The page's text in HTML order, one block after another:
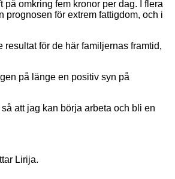
omkring fem kronor per dag. I flera
för extrem fattigdom, och i
för de här familjernas framtid,
på länge en positiv syn på
att jag kan börja arbeta och bli en
Lirija.